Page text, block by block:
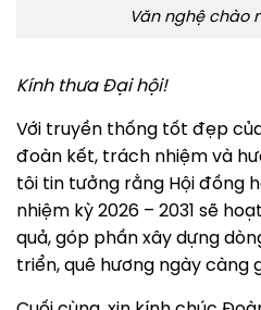
Văn nghệ chào
Kính thưa Đại hội!
Với truyền thống tốt đẹp
đoàn kết, trách nhiệm và
tôi tin tưởng rằng Hội đồng
nhiệm kỳ 2026 – 2031 sẽ
quả, góp phần xây dựng
triển, quê hương ngày càng